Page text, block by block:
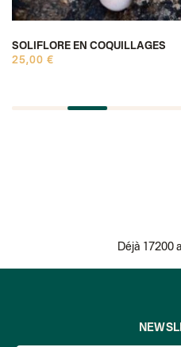
SOLIFLORE EN COQUILLAGES
25,00 €
Déjà 17200 avis